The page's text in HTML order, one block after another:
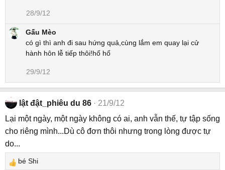
28/9/12
Gấu Mèo
có gì thì anh đi sau hứng quả,cùng lắm em quay lại cử
hành hôn lễ tiếp thôi!hố hố
29/9/12
lật đật_phiêu du 86
21/9/12
Lại một ngày, một ngày không có ai, anh vẫn thế, tự tập sống
cho riêng mình...Dù cô đơn thôi nhưng trong lòng được tự
do...
R
bé Shi